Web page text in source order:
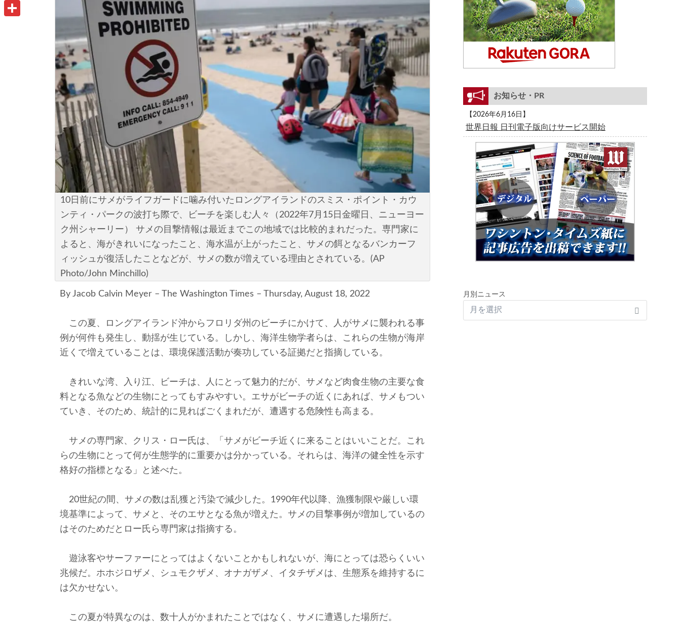
10日前にサメがライフガードに噛み付いたロングアイランドのスミス・ポイント・カウ
ンティ・パークの波打ち際で、ビーチを楽しむ人々（2022年7月15日金曜日、ニューヨー
ク州シャーリー） サメの目撃情報は最近までこの地域では比較的まれだった。専門家に
よると、海がきれいになったこと、海水温が上がったこと、サメの餌となるバンカーフ
ィッシュが復活したことなどが、サメの数が増えている理由とされている。(AP
Photo/John Minchillo)
By Jacob Calvin Meyer – The Washington Times – Thursday, August 18, 2022
この夏、ロングアイランド沖からフロリダ州のビーチにかけて、人がサメに襲われる事
例が何件も発生し、動揺が生じている。しかし、海洋生物学者らは、これらの生物が海岸
近くで増えていることは、環境保護活動が奏功している証拠だと指摘している。
きれいな湾、入り江、ビーチは、人にとって魅力的だが、サメなど肉食生物の主要な食
料となる魚などの生物にとってもすみやすい。エサがビーチの近くにあれば、サメもつい
ていき、そのため、統計的に見ればごくまれだが、遭遇する危険性も高まる。
サメの専門家、クリス・ロー氏は、「サメがビーチ近くに来ることはいいことだ。これ
らの生物にとって何が生態学的に重要かは分かっている。それらは、海洋の健全性を示す
格好の指標となる」と述べた。
20世紀の間、サメの数は乱獲と汚染で減少した。1990年代以降、漁獲制限や厳しい環
境基準によって、サメと、そのエサとなる魚が増えた。サメの目撃事例が増加しているの
はそのためだとロー氏ら専門家は指摘する。
遊泳客やサーファーにとってはよくないことかもしれないが、海にとっては恐らくいい
兆候だ。ホホジロザメ、シュモクザメ、オナガザメ、イタチザメは、生態系を維持するに
は欠かせない。
この夏が特異なのは、数十人がかまれたことではなく、サメに遭遇した場所だ。
お知らせ・PR
【2026年6月16日】
世界日報 日刊電子版向けサービス開始
月別ニュース
o
t
P